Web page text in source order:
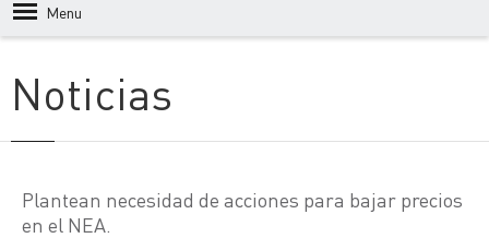
Menu
Noticias
Plantean necesidad de acciones para bajar precios
en el NEA.